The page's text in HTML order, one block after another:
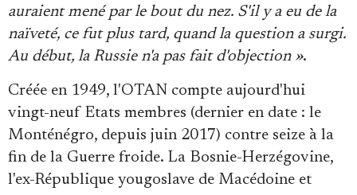
auraient mené par le bout du nez. S'il y a eu de la
naïveté, ce fut plus tard, quand la question a surgi.
Au début, la Russie n'a pas fait d'objection ».
Créée en 1949, l'OTAN compte aujourd'hui
vingt-neuf Etats membres (dernier en date : le
Monténégro, depuis juin 2017) contre seize à la
fin de la Guerre froide. La Bosnie-Herzégovine,
l'ex-République yougoslave de Macédoine et